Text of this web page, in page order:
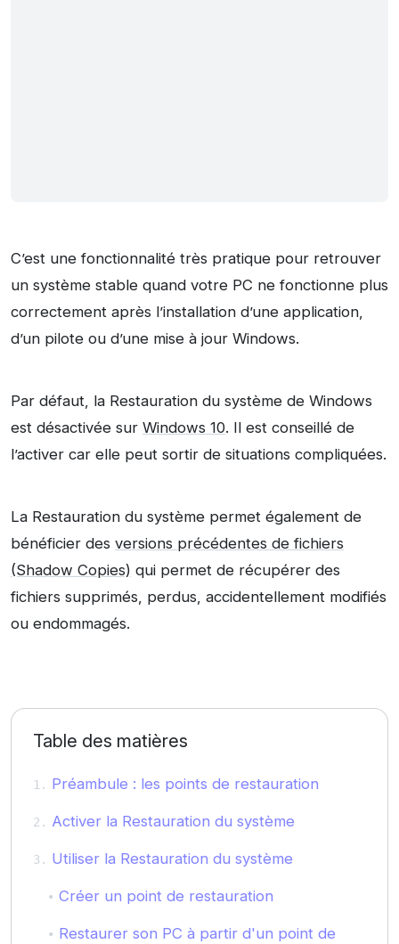
C’est une fonctionnalité très pratique pour retrouver
un système stable quand votre PC ne fonctionne plus
correctement après l’installation d’une application,
d’un pilote ou d’une mise à jour Windows.
Par défaut, la Restauration du système de Windows
est désactivée sur Windows 10. Il est conseillé de
l’activer car elle peut sortir de situations compliquées.
La Restauration du système permet également de
bénéficier des versions précédentes de fichiers
(Shadow Copies) qui permet de récupérer des
fichiers supprimés, perdus, accidentellement modifiés
ou endommagés.
Table des matières
Préambule : les points de restauration
Activer la Restauration du système
Utiliser la Restauration du système
Créer un point de restauration
Restaurer son PC à partir d'un point de